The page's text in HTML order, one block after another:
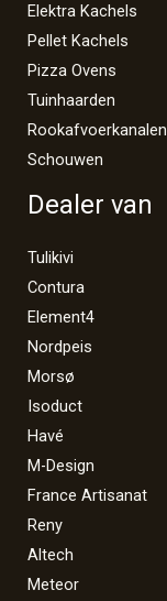
Elektra Kachels
Pellet Kachels
Pizza Ovens
Tuinhaarden
Rookafvoerkanalen
Schouwen
Dealer van
Tulikivi
Contura
Element4
Nordpeis
Morsø
Isoduct
Havé
M-Design
France Artisanat
Reny
Altech
Meteor